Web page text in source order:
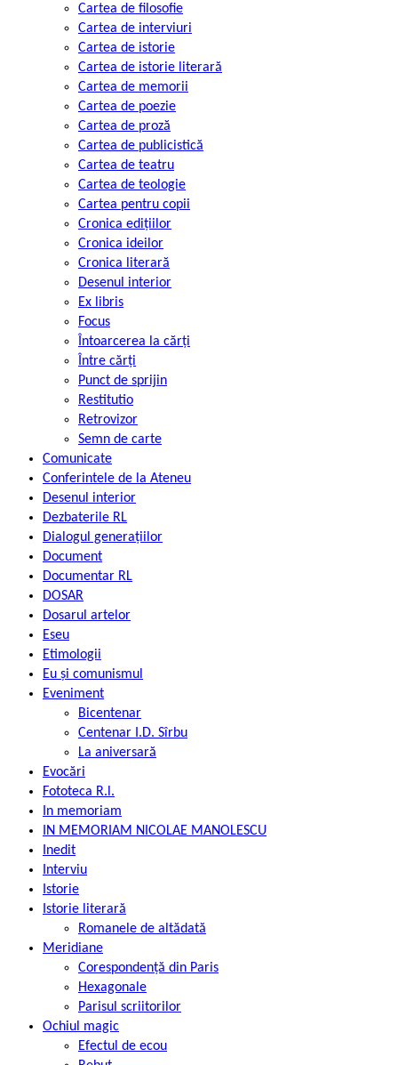
Cartea de filosofie
Cartea de interviuri
Cartea de istorie
Cartea de istorie literară
Cartea de memorii
Cartea de poezie
Cartea de proză
Cartea de publicistică
Cartea de teatru
Cartea de teologie
Cartea pentru copii
Cronica edițiilor
Cronica ideilor
Cronica literară
Desenul interior
Ex libris
Focus
Întoarcerea la cărți
Între cărți
Punct de sprijin
Restitutio
Retrovizor
Semn de carte
Comunicate
Conferintele de la Ateneu
Desenul interior
Dezbaterile RL
Dialogul generațiilor
Document
Documentar RL
DOSAR
Dosarul artelor
Eseu
Etimologii
Eu și comunismul
Eveniment
Bicentenar
Centenar I.D. Sîrbu
La aniversară
Evocări
Fototeca R.l.
In memoriam
IN MEMORIAM NICOLAE MANOLESCU
Inedit
Interviu
Istorie
Istorie literară
Romanele de altădată
Meridiane
Corespondență din Paris
Hexagonale
Parisul scriitorilor
Ochiul magic
Efectul de ecou